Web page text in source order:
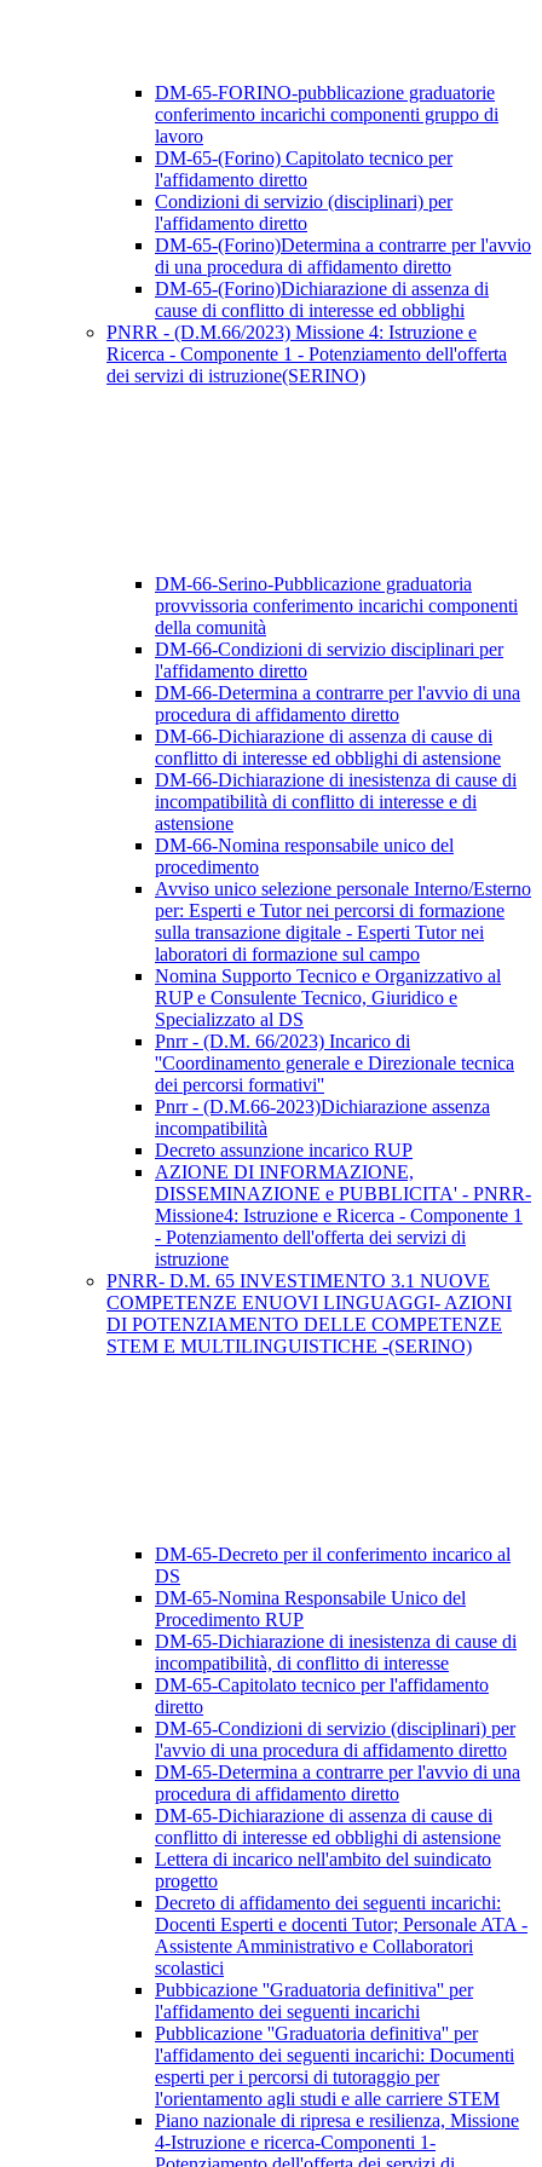
DM-65-FORINO-pubblicazione graduatorie
conferimento incarichi componenti gruppo di
lavoro
DM-65-(Forino) Capitolato tecnico per
l'affidamento diretto
Condizioni di servizio (disciplinari) per
l'affidamento diretto
DM-65-(Forino)Determina a contrarre per l'avvio
di una procedura di affidamento diretto
DM-65-(Forino)Dichiarazione di assenza di
cause di conflitto di interesse ed obblighi
PNRR - (D.M.66/2023) Missione 4: Istruzione e
Ricerca - Componente 1 - Potenziamento dell'offerta
dei servizi di istruzione(SERINO)
DM-66-Serino-Pubblicazione graduatoria
provvissoria conferimento incarichi componenti
della comunità
DM-66-Condizioni di servizio disciplinari per
l'affidamento diretto
DM-66-Determina a contrarre per l'avvio di una
procedura di affidamento diretto
DM-66-Dichiarazione di assenza di cause di
conflitto di interesse ed obblighi di astensione
DM-66-Dichiarazione di inesistenza di cause di
incompatibilità di conflitto di interesse e di
astensione
DM-66-Nomina responsabile unico del
procedimento
Avviso unico selezione personale Interno/Esterno
per: Esperti e Tutor nei percorsi di formazione
sulla transazione digitale - Esperti Tutor nei
laboratori di formazione sul campo
Nomina Supporto Tecnico e Organizzativo al
RUP e Consulente Tecnico, Giuridico e
Specializzato al DS
Pnrr - (D.M. 66/2023) Incarico di
''Coordinamento generale e Direzionale tecnica
dei percorsi formativi''
Pnrr - (D.M.66-2023)Dichiarazione assenza
incompatibilità
Decreto assunzione incarico RUP
AZIONE DI INFORMAZIONE,
DISSEMINAZIONE e PUBBLICITA' - PNRR-
Missione4: Istruzione e Ricerca - Componente 1
- Potenziamento dell'offerta dei servizi di
istruzione
PNRR- D.M. 65 INVESTIMENTO 3.1 NUOVE
COMPETENZE ENUOVI LINGUAGGI- AZIONI
DI POTENZIAMENTO DELLE COMPETENZE
STEM E MULTILINGUISTICHE -(SERINO)
DM-65-Decreto per il conferimento incarico al
DS
DM-65-Nomina Responsabile Unico del
Procedimento RUP
DM-65-Dichiarazione di inesistenza di cause di
incompatibilità, di conflitto di interesse
DM-65-Capitolato tecnico per l'affidamento
diretto
DM-65-Condizioni di servizio (disciplinari) per
l'avvio di una procedura di affidamento diretto
DM-65-Determina a contrarre per l'avvio di una
procedura di affidamento diretto
DM-65-Dichiarazione di assenza di cause di
conflitto di interesse ed obblighi di astensione
Lettera di incarico nell'ambito del suindicato
progetto
Decreto di affidamento dei seguenti incarichi:
Docenti Esperti e docenti Tutor; Personale ATA -
Assistente Amministrativo e Collaboratori
scolastici
Pubbicazione ''Graduatoria definitiva'' per
l'affidamento dei seguenti incarichi
Pubblicazione ''Graduatoria definitiva'' per
l'affidamento dei seguenti incarichi: Documenti
esperti per i percorsi di tutoraggio per
l'orientamento agli studi e alle carriere STEM
Piano nazionale di ripresa e resilienza, Missione
4-Istruzione e ricerca-Componenti 1-